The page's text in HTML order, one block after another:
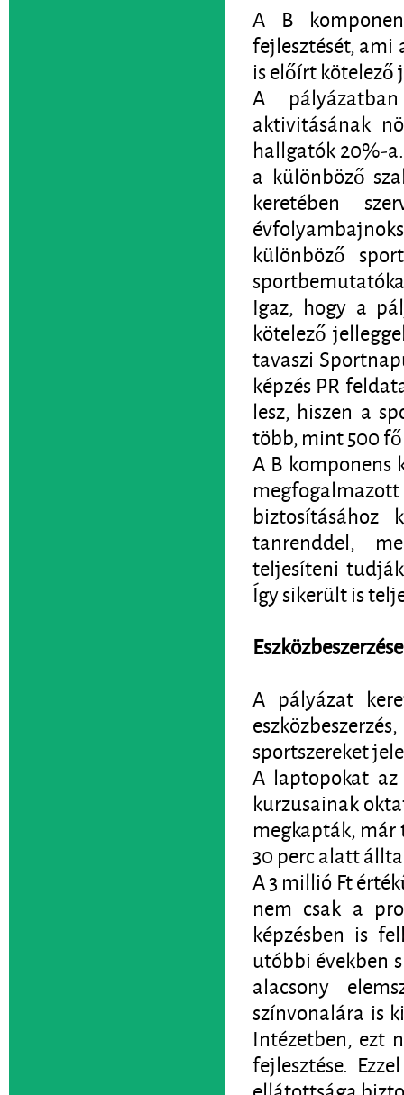
A B
fejlesztését,
is előírt
A
aktivitásának
hallgatók 20%-
a különböző
keretében
különböző
Igaz, hogy a
kötelező
tavaszi
képzés PR
lesz, hiszen a
több, mint 500
A B komponens
biztosításához
tanrenddel,
teljesíteni
Így sikerült is
A pályázat
sportszereket
A laptopokat az
kurzusainak
megkapták,
30 perc alatt
A 3 millió Ft
nem csak a
képzésben is
utóbbi években
alacsony
színvonalára is
Intézetben, ezt
fejlesztése.